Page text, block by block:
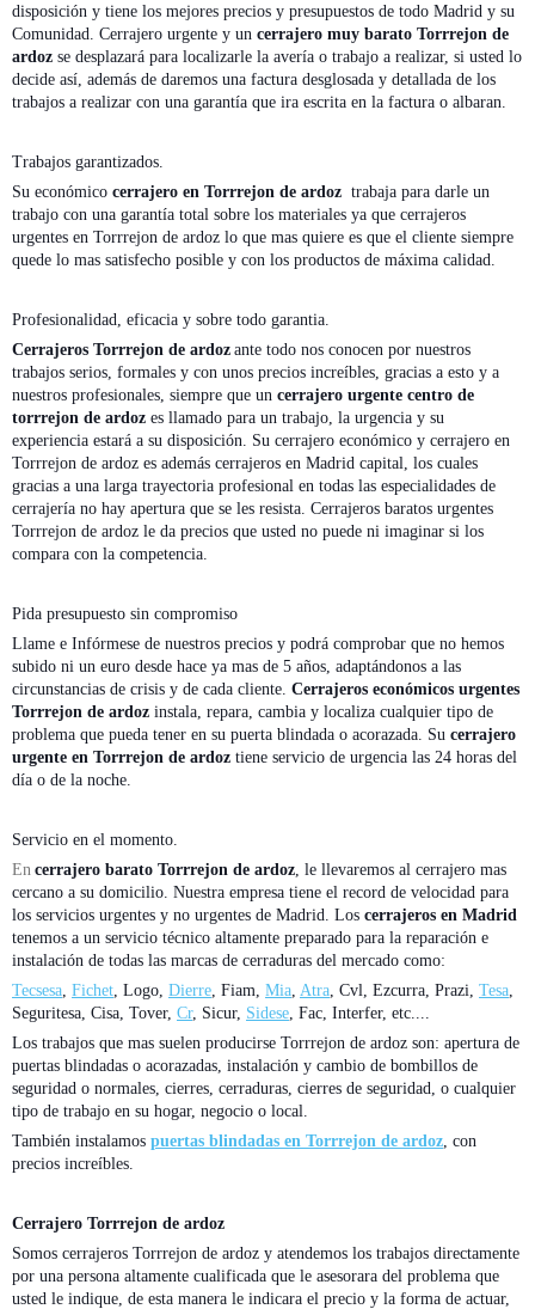
disposición y tiene los mejores precios y presupuestos de todo Madrid y su
Comunidad. Cerrajero urgente y un cerrajero muy barato Torrrejon de
ardoz se desplazará para localizarle la avería o trabajo a realizar, si usted lo
decide así, además de daremos una factura desglosada y detallada de los
trabajos a realizar con una garantía que ira escrita en la factura o albaran.
Trabajos garantizados.
Su económico cerrajero en Torrrejon de ardoz trabaja para darle un
trabajo con una garantía total sobre los materiales ya que cerrajeros
urgentes en Torrrejon de ardoz lo que mas quiere es que el cliente siempre
quede lo mas satisfecho posible y con los productos de máxima calidad.
Profesionalidad, eficacia y sobre todo garantia.
Cerrajeros Torrrejon de ardoz ante todo nos conocen por nuestros
trabajos serios, formales y con unos precios increíbles, gracias a esto y a
nuestros profesionales, siempre que un cerrajero urgente centro de
torrrejon de ardoz es llamado para un trabajo, la urgencia y su
experiencia estará a su disposición. Su cerrajero económico y cerrajero en
Torrrejon de ardoz es además cerrajeros en Madrid capital, los cuales
gracias a una larga trayectoria profesional en todas las especialidades de
cerrajería no hay apertura que se les resista. Cerrajeros baratos urgentes
Torrrejon de ardoz le da precios que usted no puede ni imaginar si los
compara con la competencia.
Pida presupuesto sin compromiso
Llame e Infórmese de nuestros precios y podrá comprobar que no hemos
subido ni un euro desde hace ya mas de 5 años, adaptándonos a las
circunstancias de crisis y de cada cliente. Cerrajeros económicos urgentes
Torrrejon de ardoz instala, repara, cambia y localiza cualquier tipo de
problema que pueda tener en su puerta blindada o acorazada. Su cerrajero
urgente en Torrrejon de ardoz tiene servicio de urgencia las 24 horas del
día o de la noche.
Servicio en el momento.
En cerrajero barato Torrrejon de ardoz , le llevaremos al cerrajero mas
cercano a su domicilio. Nuestra empresa tiene el record de velocidad para
los servicios urgentes y no urgentes de Madrid. Los cerrajeros en Madrid
tenemos a un servicio técnico altamente preparado para la reparación e
instalación de todas las marcas de cerraduras del mercado como:
Tecsesa Fichet , Logo, Dierre , Fiam, Mia Atra , Cvl, Ezcurra, Prazi, Tesa
Seguritesa, Cisa, Tover, Cr, Sicur, Sidese , Fac, Interfer, etc....
Los trabajos que mas suelen producirse Torrrejon de ardoz son: apertura de
puertas blindadas o acorazadas, instalación y cambio de bombillos de
seguridad o normales, cierres, cerraduras, cierres de seguridad, o cualquier
tipo de trabajo en su hogar, negocio o local.
También instalamos puertas blindadas en Torrrejon de ardoz , con
precios increíbles.
Cerrajero Torrrejon de ardoz
Somos cerrajeros Torrrejon de ardoz y atendemos los trabajos directamente
por una persona altamente cualificada que le asesorara del problema que
usted le indique, de esta manera le indicara el precio y la forma de actuar,